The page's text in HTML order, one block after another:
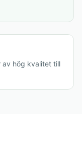
av hög kvalitet till